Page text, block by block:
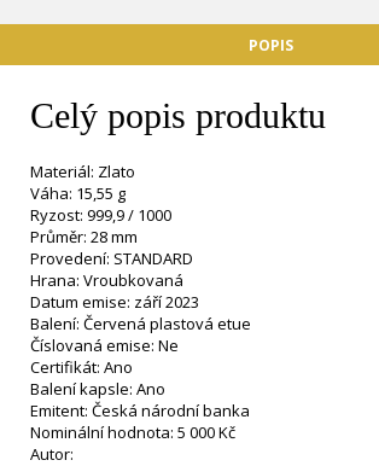
POPIS
Celý popis produktu
Materiál: Zlato
Váha: 15,55 g
Ryzost: 999,9 / 1000
Průměr: 28 mm
Provedení: STANDARD
Hrana: Vroubkovaná
Datum emise: září 2023
Balení: Červená plastová etue
Číslovaná emise: Ne
Certifikát: Ano
Balení kapsle: Ano
Emitent: Česká národní banka
Nominální hodnota: 5 000 Kč
Autor: